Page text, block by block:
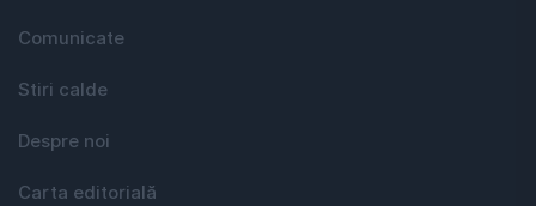
Comunicate
Stiri calde
Despre noi
Carta editorială